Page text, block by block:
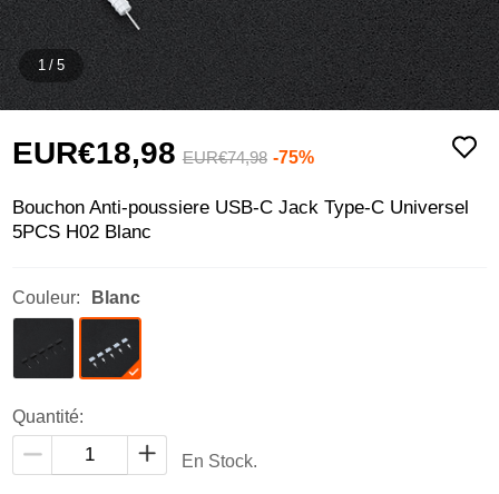
1 / 5
EUR€18,98 EUR€74,98 -75%
Bouchon Anti-poussiere USB-C Jack Type-C Universel
5PCS H02 Blanc
Couleur: Blanc
Quantité:
En Stock.